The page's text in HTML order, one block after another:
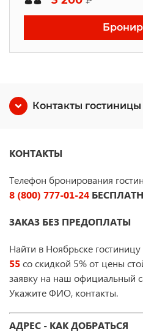
Контакты
КОНТАКТЫ
Телефон бронирования
8 (800) 777-01-24
ЗАКАЗ БЕЗ ПРЕДОПЛАТЫ
Найти в Ноябрьске
55со скидкой 5% от цены
заявку на наш официальный
Укажите ФИО, контакты.
АДРЕС - КАК ДОБРАТЬСЯ